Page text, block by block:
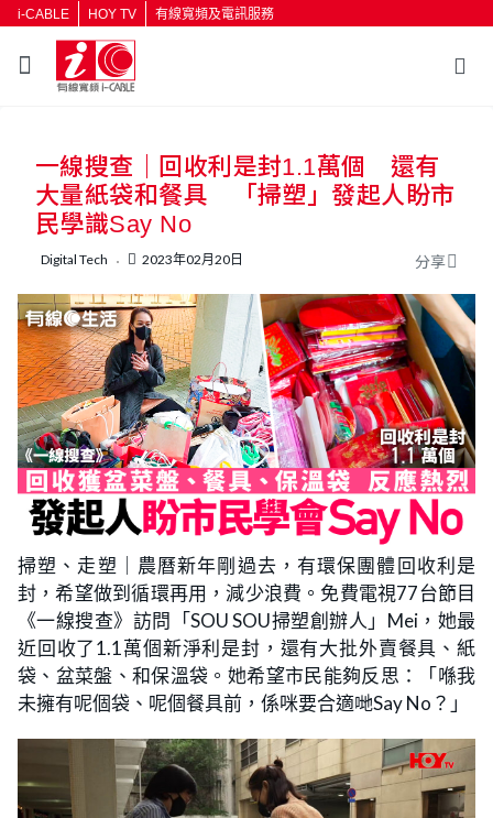
i-CABLE HOY TV 有線寬頻及電訊服務
返回
按輸入鍵開始搜尋
一線搜查｜回收利是封1.1萬個 還有
大量紙袋和餐具 「掃塑」發起人盼市
民學識Say No
Digital Tech 2023年02月20日 分享
掃塑、走塑｜農曆新年剛過去，有環保團體回收利是
封，希望做到循環再用，減少浪費。免費電視77台節目
《一線搜查》訪問「SOU SOU掃塑創辦人」Mei，她最
近回收了1.1萬個新淨利是封，還有大批外賣餐具、紙
袋、盆菜盤、和保溫袋。她希望市民能夠反思：「喺我
未擁有呢個袋、呢個餐具前，係咪要合適哋Say No？」